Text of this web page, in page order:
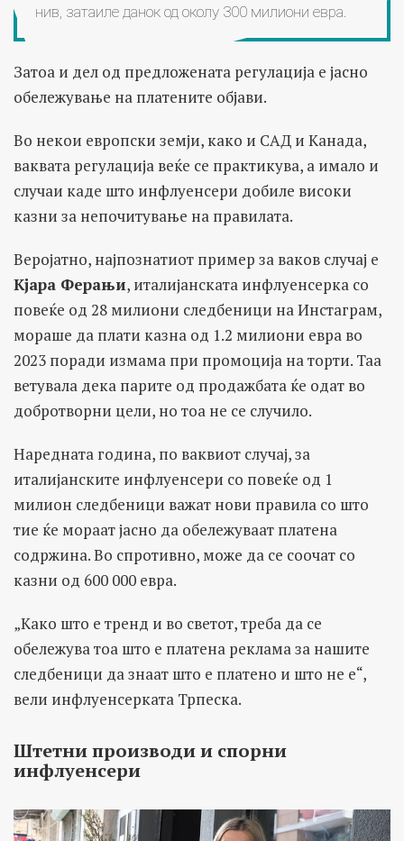
нив, затаиле данок од околу 300 милиони евра.
Затоа и дел од предложената регулација е јасно
обележување на платените објави.
Во некои европски земји, како и САД и Канада,
ваквата регулација веќе се практикува, а имало и
случаи каде што инфлуенсери добиле високи
казни за непочитување на правилата.
Веројатно, најпознатиот пример за ваков случај е
Кјара Ферањи, италијанската инфлуенсерка со
повеќе од 28 милиони следбеници на Инстаграм,
мораше да плати казна од 1.2 милиони евра во
2023 поради измама при промоција на торти. Таа
ветувала дека парите од продажбата ќе одат во
добротворни цели, но тоа не се случило.
Наредната година, по ваквиот случај, за
италијанските инфлуенсери со повеќе од 1
милион следбеници важат нови правила со што
тие ќе мораат јасно да обележуваат платена
содржина. Во спротивно, може да се соочат со
казни од 600 000 евра.
„Како што е тренд и во светот, треба да се
обележува тоа што е платена реклама за нашите
следбеници да знаат што е платено и што не е“,
вели инфлуенсерката Трпеска.
Штетни производи и спорни
инфлуенсери